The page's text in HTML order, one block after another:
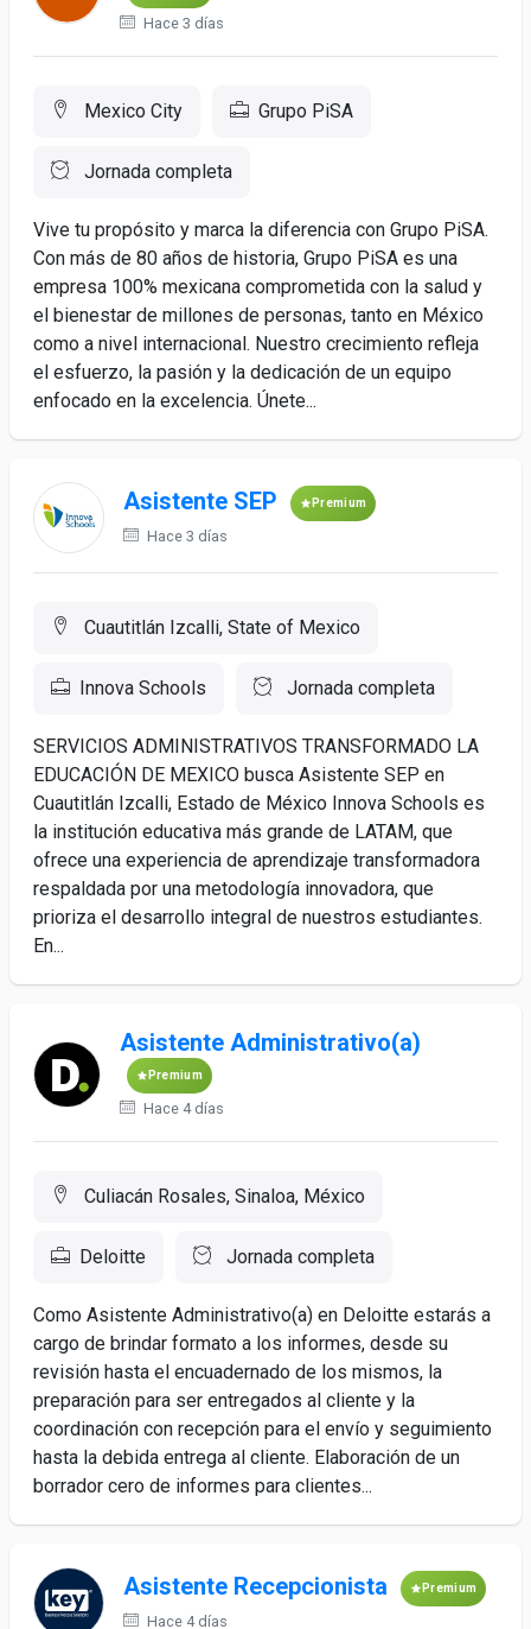
Hace 3 días
Mexico City Grupo PiSA
Jornada completa
Vive tu propósito y marca la diferencia con Grupo PiSA.
Con más de 80 años de historia, Grupo PiSA es una
empresa 100% mexicana comprometida con la salud y
el bienestar de millones de personas, tanto en México
como a nivel internacional. Nuestro crecimiento refleja
el esfuerzo, la pasión y la dedicación de un equipo
enfocado en la excelencia. Únete...
Asistente SEP Premium
Hace 3 días
Cuautitlán Izcalli, State of Mexico
Innova Schools Jornada completa
SERVICIOS ADMINISTRATIVOS TRANSFORMADO LA
EDUCACIÓN DE MEXICO busca Asistente SEP en
Cuautitlán Izcalli, Estado de México Innova Schools es
la institución educativa más grande de LATAM, que
ofrece una experiencia de aprendizaje transformadora
respaldada por una metodología innovadora, que
prioriza el desarrollo integral de nuestros estudiantes.
En...
Asistente Administrativo(a)
Premium
Hace 4 días
Culiacán Rosales, Sinaloa, México
Deloitte Jornada completa
Como Asistente Administrativo(a) en Deloitte estarás a
cargo de brindar formato a los informes, desde su
revisión hasta el encuadernado de los mismos, la
preparación para ser entregados al cliente y la
coordinación con recepción para el envío y seguimiento
hasta la debida entrega al cliente. Elaboración de un
borrador cero de informes para clientes...
Asistente Recepcionista Premium
Hace 4 días